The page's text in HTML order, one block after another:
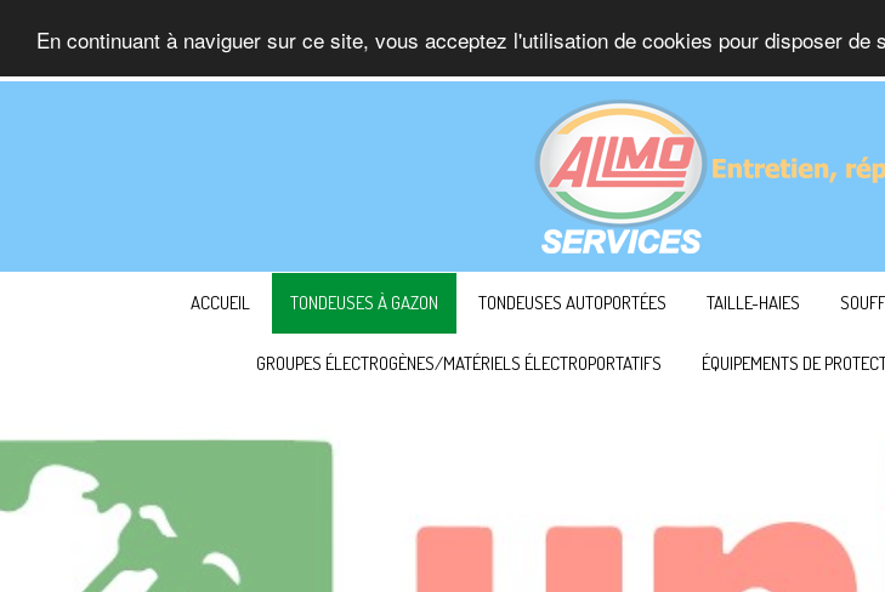
En continuant à naviguer sur ce site, vous acceptez l'utilisation de cookies pour disposer
ACCUEIL TONDEUSES À GAZON TONDEUSES AUTOPORTÉES TAILLE-HAIES
GROUPES ÉLECTROGÈNES/MATÉRIELS ÉLECTROPORTATIFS ÉQUIPEMENTS DE